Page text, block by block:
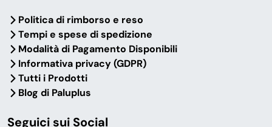
Politica di rimborso e reso
Tempi e spese di spedizione
Modalità di Pagamento Disponibili
Informativa privacy (GDPR)
Tutti i Prodotti
Blog di Paluplus
Seguici sui Social